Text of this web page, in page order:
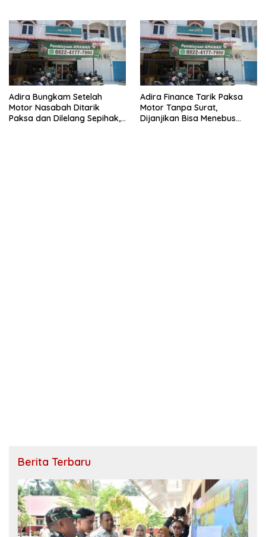
Adira Bungkam Setelah
Motor Nasabah Ditarik
Paksa dan Dilelang Sepihak,
Adira Finance Tarik Paksa
Motor Tanpa Surat,
Dijanjikan Bisa Menebus
Berita Terbaru